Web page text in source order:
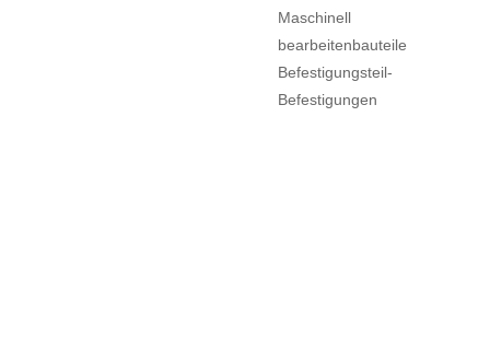
Maschinell
bearbeitenbauteile
Befestigungsteil-
Befestigungen